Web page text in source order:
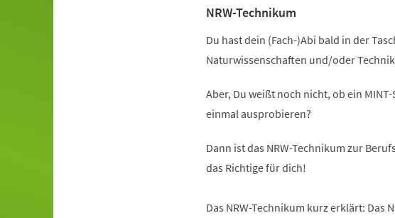
NRW-Technikum
Du hast dein (Fach-)Abi bald in der
Naturwissenschaften und/oder Technik
Aber, Du weißt noch nicht, ob ein
einmal ausprobieren?
Dann ist das NRW-Technikum zur
das Richtige für dich!
Das NRW-Technikum kurz erklärt: Das